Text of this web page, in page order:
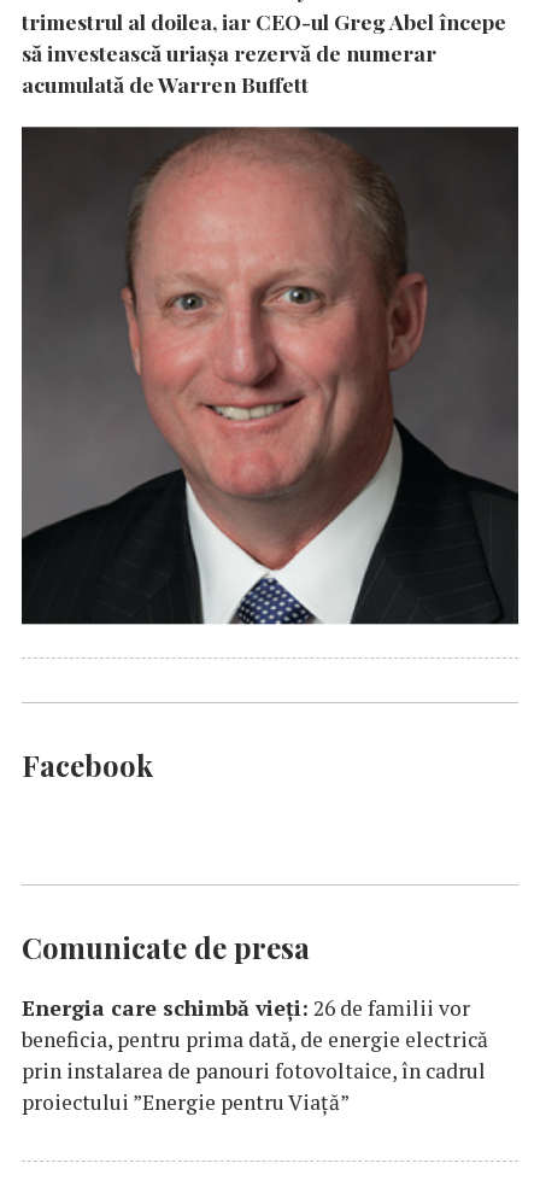
trimestrul al doilea, iar CEO-ul Greg Abel începe
să investească uriașa rezervă de numerar
acumulată de Warren Buffett
Facebook
Comunicate de presa
Energia care schimbă vieți: 26 de familii vor
beneficia, pentru prima dată, de energie electrică
prin instalarea de panouri fotovoltaice, în cadrul
proiectului ”Energie pentru Viață”